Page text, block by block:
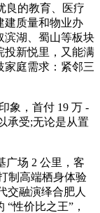
良的教育、医疗
建质量和物业办
滨湖、蜀山等板块
投新悦里，又能满
家庭需求：紧邻三
象，首付 19 万 -
承受;无论是从置
场 2 公里，客
制高端栖身体验
交融演绎合肥人
性价比之王”，